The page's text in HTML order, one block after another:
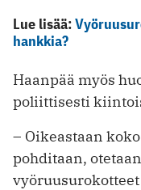
Lue lisää:
hankkia?
Haanpää myös
poliittisesti
– Oikeastaan
pohditaan,